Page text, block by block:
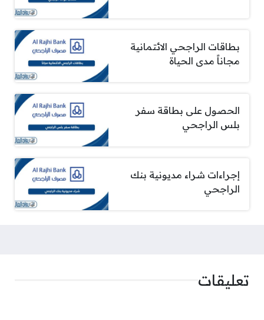
بطاقات الراجحي الائتمانية
مجاناً مدى الحياة
الحصول على بطاقة سفر
بلس الراجحي
إجراءات شراء مديونية بنك
الراجحي
تعليقات